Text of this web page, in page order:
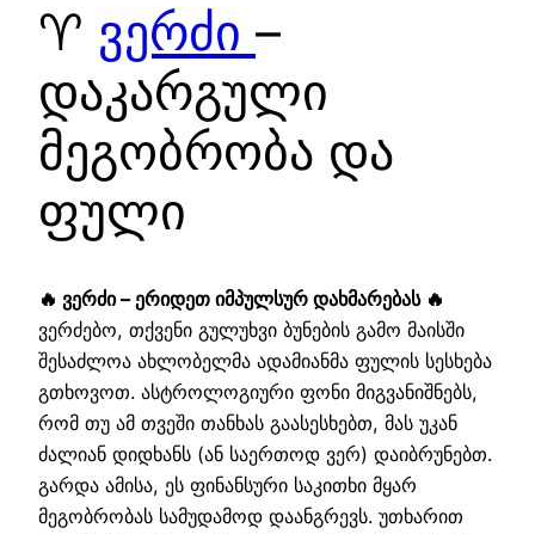
♈ ვერძი –
დაკარგული
მეგობრობა და
ფული
🔥 ვერძი – ერიდეთ იმპულსურ დახმარებას 🔥
ვერძებო, თქვენი გულუხვი ბუნების გამო მაისში
შესაძლოა ახლობელმა ადამიანმა ფულის სესხება
გთხოვოთ. ასტროლოგიური ფონი მიგვანიშნებს,
რომ თუ ამ თვეში თანხას გაასესხებთ, მას უკან
ძალიან დიდხანს (ან საერთოდ ვერ) დაიბრუნებთ.
გარდა ამისა, ეს ფინანსური საკითხი მყარ
მეგობრობას სამუდამოდ დაანგრევს. უთხარით